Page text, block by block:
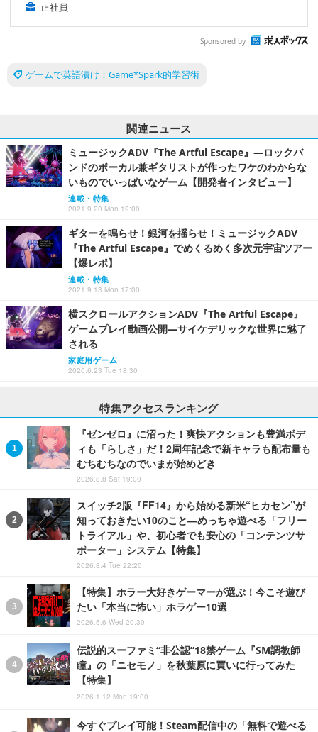
正社員
Sponsored by
ゲームで英語漬け：Game*Spark的学習術
関連ニュース
ミュージックADV『The Artful Escape』―ロックバ
ンドのボーカル兼ギタリストが作ったワケのわからな
いものでいっぱいなゲーム【開発者インタビュー】
連載・特集
2021.9.20 Mon 19:00
ギターを鳴らせ！銀河を揺らせ！ミュージックADV
『The Artful Escape』でめくるめく多次元宇宙ツアー
【爆レポ】
連載・特集
2021.9.13 Mon 17:00
横スクロールアクションADV『The Artful Escape』
ゲームプレイ動画公開―サイケデリックな世界に魅了
される
家庭用ゲーム
2020.6.23 Tue 18:30
特集アクセスランキング
『ゼンゼロ』に沼った！爽快アクションも豊満ボデ
ィも「らしさ」だ！2周年記念で新キャラも配布量も
むちむちなのでいまが始めどき
2026.8.8 Sat 19:00
スイッチ2版『FF14』から始める新米“ヒカセン”が
知っておきたい10のこと―めっちゃ遊べる「フリー
トライアル」や、初心者でも安心の「コンテンツサ
ポーター」システム【特集】
2026.8.4 Tue 22:20
【特集】ホラー大好きゲーマーが選ぶ！今こそ遊び
たい「本当に怖い」ホラゲー10選
2026.5.6 Wed 20:30
伝説的スーファミ“非公認”18禁ゲーム『SM調教師
瞳』の「ニセモノ」を秋葉原に買いに行ってみた
【特集】
2026.1.12 Mon 19:00
今すぐプレイ可能！Steam配信中の「無料で遊べる